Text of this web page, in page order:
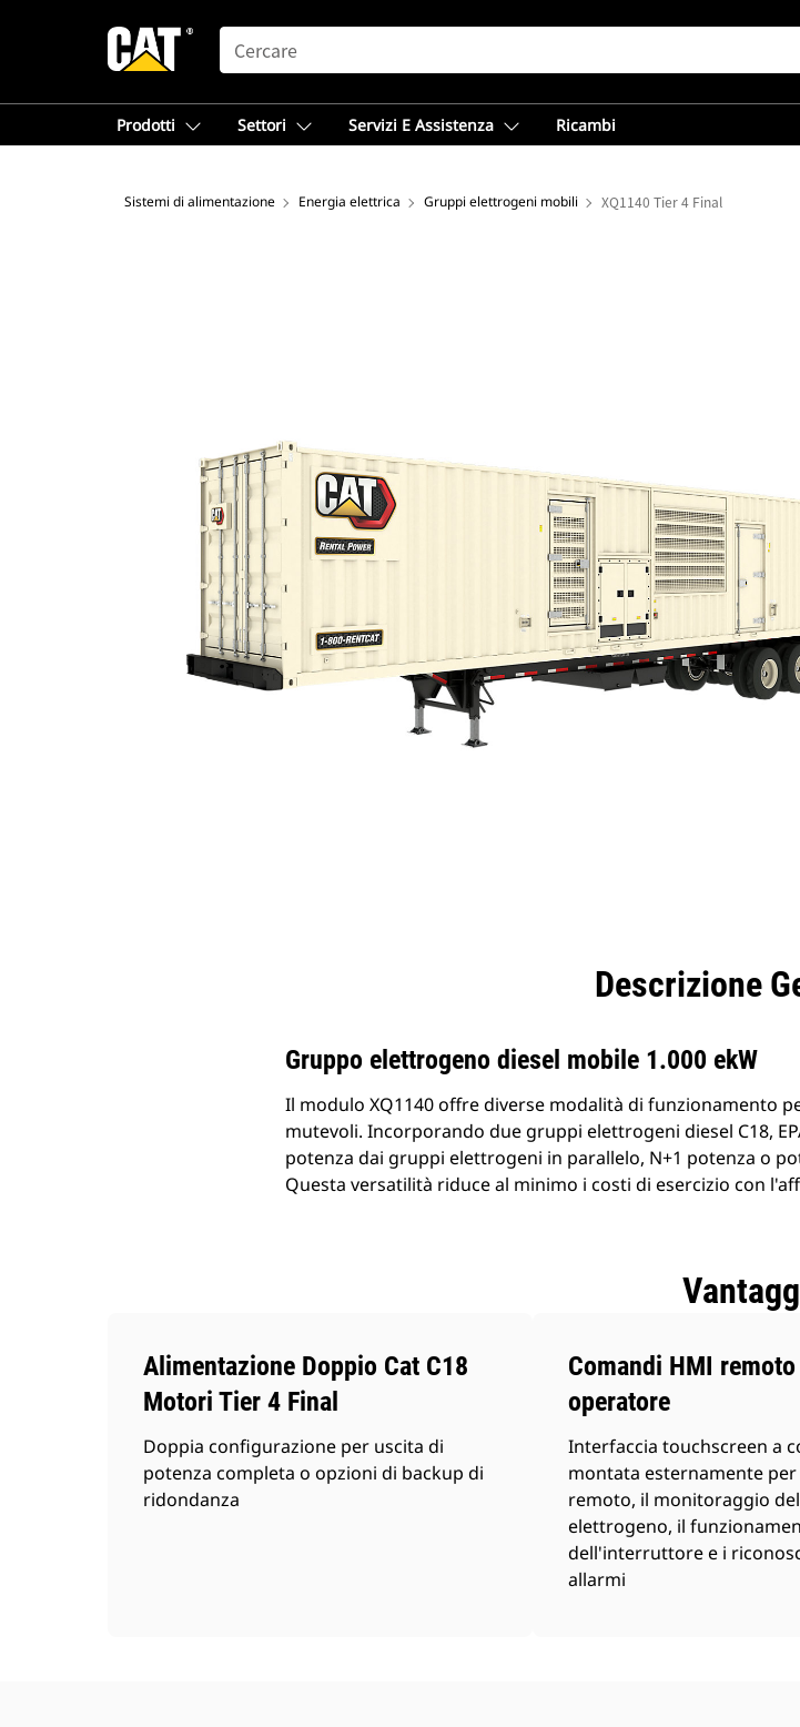
SEARCH
Prodotti Settori Servizi E Assistenza Ricambi
Sistemi di alimentazione Energia elettrica Gruppi elettrogeni mobili XQ1140 Tier 4 Final
Descrizione
Gruppo elettrogeno diesel mobile 1.000 ekW
Il modulo XQ1140 offre diverse modalità di funzionamento
mutevoli. Incorporando due gruppi elettrogeni diesel C18,
potenza dai gruppi elettrogeni in parallelo, N+1 potenza o
Questa versatilità riduce al minimo i costi di esercizio con
Alimentazione Doppio Cat C18
Motori Tier 4 Final
Doppia configurazione per uscita di
potenza completa o opzioni di backup di
ridondanza
Comandi HMI
operatore
Interfaccia touchscreen a
montata esternamente per
remoto, il monitoraggio
elettrogeno, il
dell'interruttore e i
allarmi